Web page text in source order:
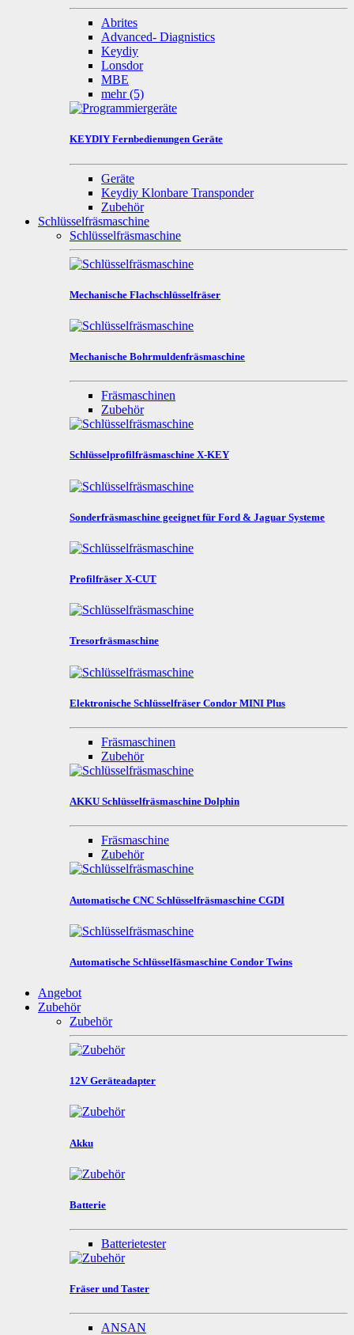
Abrites
Advanced- Diagnistics
Keydiy
Lonsdor
MBE
mehr(5)
KEYDIY Fernbedienungen Geräte
Geräte
Keydiy Klonbare Transponder
Zubehör
Schlüsselfräsmaschine
Schlüsselfräsmaschine
Mechanische Flachschlüsselfräser
Mechanische Bohrmuldenfräsmaschine
Fräsmaschinen
Zubehör
Schlüsselprofilfräsmaschine X-KEY
Sonderfräsmaschine geeignet für Ford & Jaguar Systeme
Profilfräser X-CUT
Tresorfräsmaschine
Elektronische Schlüsselfräser Condor MINI Plus
Fräsmaschinen
Zubehör
AKKU Schlüsselfräsmaschine Dolphin
Fräsmaschine
Zubehör
Automatische CNC Schlüsselfräsmaschine CGDI
Automatische Schlüsselfäsmaschine Condor Twins
Angebot
Zubehör
Zubehör
12V Geräteadapter
Akku
Batterie
Batterietester
Fräser und Taster
ANSAN